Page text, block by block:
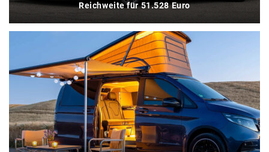
Reichweite für 51.528 Euro